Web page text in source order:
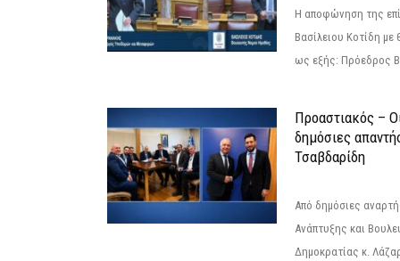
Η αποφώνηση της
Βασίλειου Κοτίδη με
ως εξής: Πρόεδρος
Προαστιακός –
δημόσιες
Τσαβδαρίδη
Από δημόσιες
Ανάπτυξης και
Δημοκρατίας κ.